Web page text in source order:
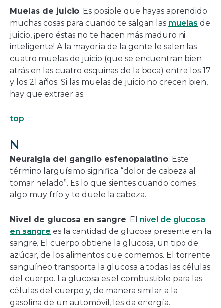
Muelas de juicio: Es posible que hayas aprendido
muchas cosas para cuando te salgan las muelas de
juicio, ¡pero éstas no te hacen más maduro ni
inteligente! A la mayoría de la gente le salen las
cuatro muelas de juicio (que se encuentran bien
atrás en las cuatro esquinas de la boca) entre los 17
y los 21 años. Si las muelas de juicio no crecen bien,
hay que extraerlas.
top
N
Neuralgia del ganglio esfenopalatino: Este
término larguísimo significa “dolor de cabeza al
tomar helado”. Es lo que sientes cuando comes
algo muy frío y te duele la cabeza.
Nivel de glucosa en sangre: El nivel de glucosa
en sangre es la cantidad de glucosa presente en la
sangre. El cuerpo obtiene la glucosa, un tipo de
azúcar, de los alimentos que comemos. El torrente
sanguíneo transporta la glucosa a todas las células
del cuerpo. La glucosa es el combustible para las
células del cuerpo y, de manera similar a la
gasolina de un automóvil, les da energía.